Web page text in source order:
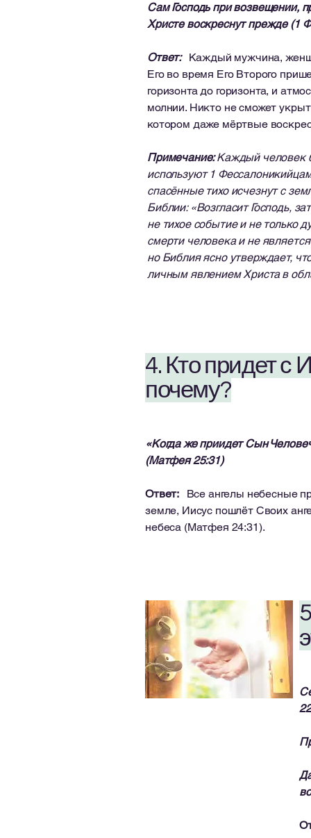
Сам Господь при возвещении,
Христе воскреснут прежде (1
Ответ: Каждый мужчина,
Его во время Его Второго
горизонта до горизонта, и
молнии. Никто не сможет
котором даже мёртвые
Примечание:Каждый человек
используют 1
спасённые тихо исчезнут с
Библии: «Возгласит Господь,
не тихое событие и не только
смерти человека и не
но Библия ясно утверждает,
личным явлением Христа в
4. Кто придет с
почему?
«Когда же приидет Сын
(Матфея 25:31)
Ответ:
Все ангелы небесные
земле, Иисус пошлёт Своих
небеса (Матфея 24:31).